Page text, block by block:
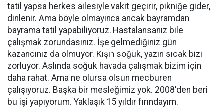
tatil yapsa herkes ailesiyle vakit geçirir, pikniğe gider,
dinlenir. Ama böyle olmayınca ancak bayramdan
bayrama tatil yapabiliyoruz. Hastalansanız bile
çalışmak zorundasınız. İşe gelmediğiniz gün
kazancınız da olmuyor. Kışın soğuk, yazın sıcak bizi
zorluyor. Aslında soğuk havada çalışmak bizim için
daha rahat. Ama ne olursa olsun mecburen
çalışıyoruz. Başka bir mesleğimiz yok. 2008'den beri
bu işi yapıyorum. Yaklaşık 15 yıldır fırındayım.